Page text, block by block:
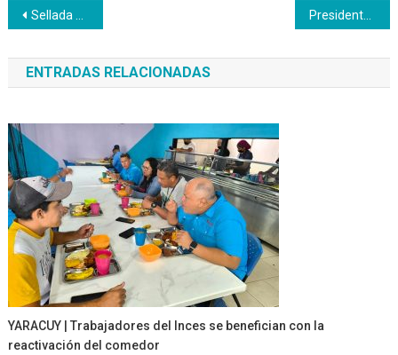
Navegación
de
entradas
Sellada cooperación entre el Inces y la Unearte en pro de ampliaciones formativas Presidente Nicolás Maduro y ministro Elías Jaua felicitan al Inces en su aniversario
ENTRADAS RELACIONADAS
YARACUY | Trabajadores del Inces se benefician con la
reactivación del comedor